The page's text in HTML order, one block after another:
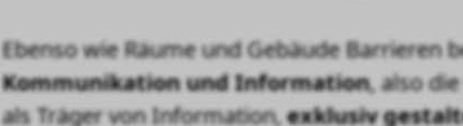
Ebenso wie Räume und Gebäude Barrieren
Kommunikation und Information, also
als Träger von Information,exklusiv